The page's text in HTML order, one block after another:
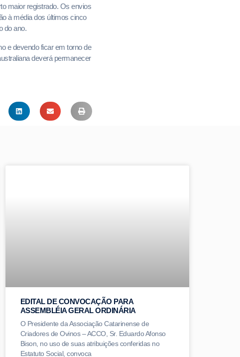
maior registrado. Os envios
à média dos últimos cinco
do ano.
e devendo ficar em torno de
deverá permanecer
EDITAL DE CONVOCAÇÃO PARA
ASSEMBLÉIA GERAL ORDINÁRIA
O Presidente da Associação Catarinense de
Criadores de Ovinos – ACCO, Sr. Eduardo Afonso
Bison, no uso de suas atribuições conferidas no
Estatuto Social, convoca